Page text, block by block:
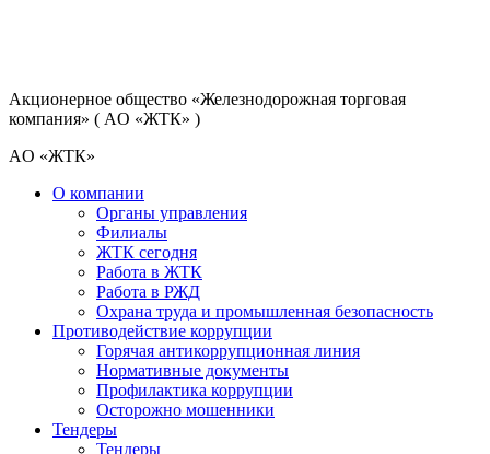
Акционерное общество «Железнодорожная торговая
компания» ( AO «ЖТК» )
AO «ЖТК»
О компании
Органы управления
Филиалы
ЖТК сегодня
Работа в ЖТК
Работа в РЖД
Охрана труда и промышленная безопасность
Противодействие коррупции
Горячая антикоррупционная линия
Нормативные документы
Профилактика коррупции
Осторожно мошенники
Тендеры
Тендеры